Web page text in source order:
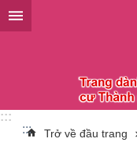
Chuyển đến khối nội
:::
:::
Trở về đầu trang